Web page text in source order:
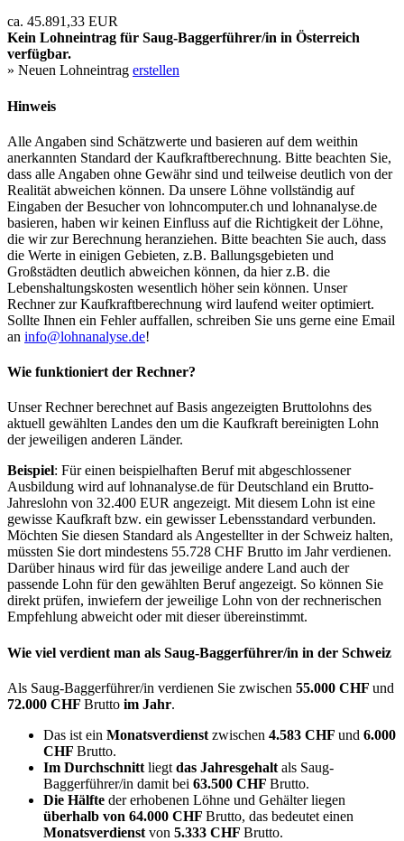
ca. 45.891,33 EUR
Kein Lohneintrag für Saug-Baggerführer/in in Österreich
verfügbar.
» Neuen Lohneintrag erstellen
Hinweis
Alle Angaben sind Schätzwerte und basieren auf dem weithin
anerkannten Standard der Kaufkraftberechnung. Bitte beachten Sie,
dass alle Angaben ohne Gewähr sind und teilweise deutlich von der
Realität abweichen können. Da unsere Löhne vollständig auf
Eingaben der Besucher von lohncomputer.ch und lohnanalyse.de
basieren, haben wir keinen Einfluss auf die Richtigkeit der Löhne,
die wir zur Berechnung heranziehen. Bitte beachten Sie auch, dass
die Werte in einigen Gebieten, z.B. Ballungsgebieten und
Großstädten deutlich abweichen können, da hier z.B. die
Lebenshaltungskosten wesentlich höher sein können. Unser
Rechner zur Kaufkraftberechnung wird laufend weiter optimiert.
Sollte Ihnen ein Fehler auffallen, schreiben Sie uns gerne eine Email
an info@lohnanalyse.de!
Wie funktioniert der Rechner?
Unser Rechner berechnet auf Basis angezeigten Bruttolohns des
aktuell gewählten Landes den um die Kaufkraft bereinigten Lohn
der jeweiligen anderen Länder.
Beispiel: Für einen beispielhaften Beruf mit abgeschlossener
Ausbildung wird auf lohnanalyse.de für Deutschland ein Brutto-
Jahreslohn von 32.400 EUR angezeigt. Mit diesem Lohn ist eine
gewisse Kaufkraft bzw. ein gewisser Lebensstandard verbunden.
Möchten Sie diesen Standard als Angestellter in der Schweiz halten,
müssten Sie dort mindestens 55.728 CHF Brutto im Jahr verdienen.
Darüber hinaus wird für das jeweilige andere Land auch der
passende Lohn für den gewählten Beruf angezeigt. So können Sie
direkt prüfen, inwiefern der jeweilige Lohn von der rechnerischen
Empfehlung abweicht oder mit dieser übereinstimmt.
Wie viel verdient man als Saug-Baggerführer/in in der Schweiz
Als Saug-Baggerführer/in verdienen Sie zwischen 55.000 CHF und
72.000 CHF Brutto im Jahr.
Das ist ein Monatsverdienst zwischen 4.583 CHF und 6.000
CHF Brutto.
Im Durchschnitt liegt das Jahresgehalt als Saug-
Baggerführer/in damit bei 63.500 CHF Brutto.
Die Hälfte der erhobenen Löhne und Gehälter liegen
überhalb von 64.000 CHF Brutto, das bedeutet einen
Monatsverdienst von 5.333 CHF Brutto.